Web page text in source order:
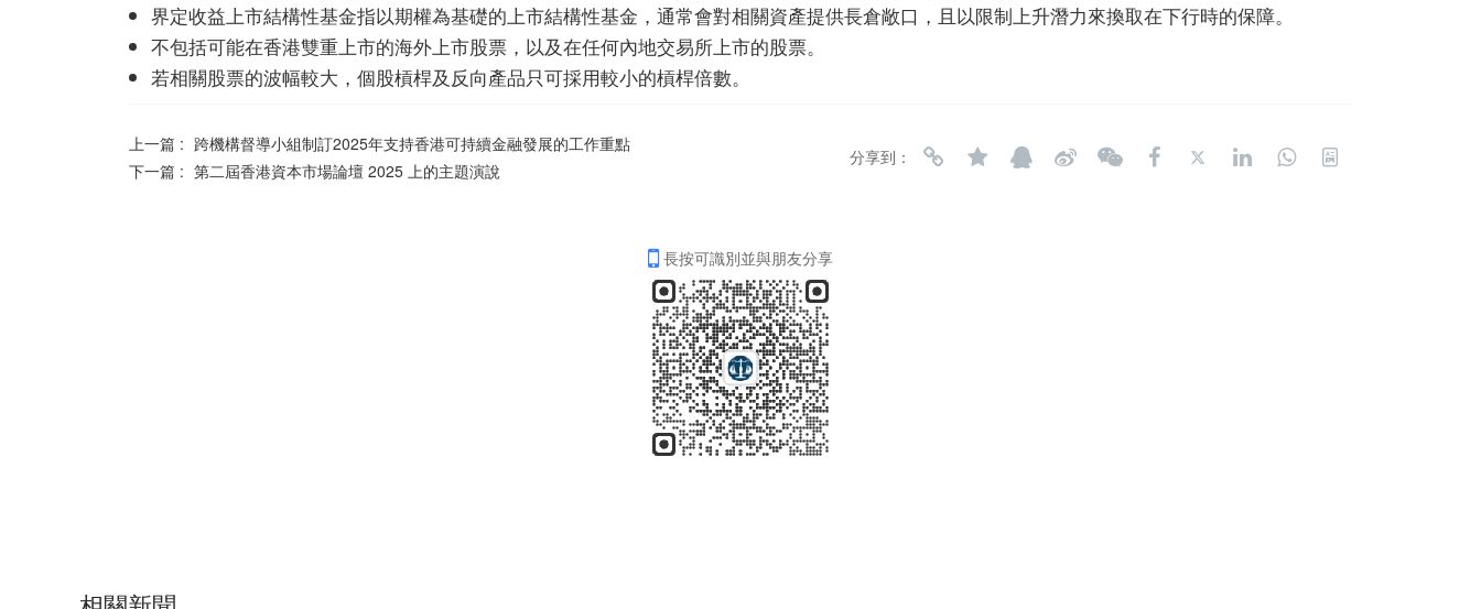
界定收益上市結構性基金指以期權為基礎的上市結構性基金，通常會對相關資產提供長倉敞口，且以限制上升潛力來換取在下行時的保障。
不包括可能在香港雙重上市的海外上市股票，以及在任何內地交易所上市的股票。
若相關股票的波幅較大，個股槓桿及反向產品只可採用較小的槓桿倍數。
上一篇 : 跨機構督導小組制訂2025年支持香港可持續金融發展的工作重點
下一篇 : 第二屆香港資本市場論壇 2025 上的主題演說
分享到：
長按可識別並與朋友分享